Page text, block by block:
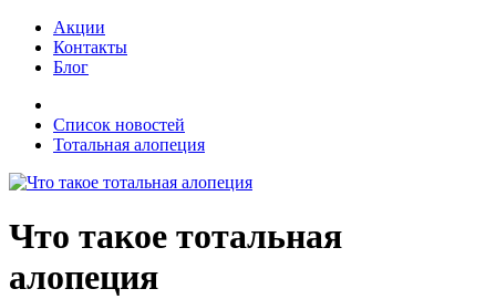
Акции
Контакты
Блог
Список новостей
Тотальная алопеция
Что такое тотальная
алопеция